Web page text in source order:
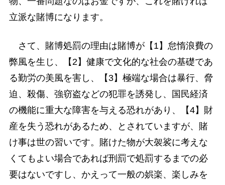
立派な賭博になります。
さて、賭博処罰の理由は賭博が【1】怠惰浪費の
弊風を生じ、【2】健康で文化的な社会の基礎であ
る勤労の美風を害し、【3】極端な場合は暴行、脅
迫、殺傷、強窃盗などの犯罪を誘発し、国民経済
の機能に重大な障害を与える恐れがあり、【4】財
産を失う恐れがあるため、とされていますが、賭
け事は世の習いです。賭けた物が大袈裟に考えな
くてもよい場合であれば刑罰で処罰するまでの必
要はないですし、かえって一般の娯楽、楽しみを